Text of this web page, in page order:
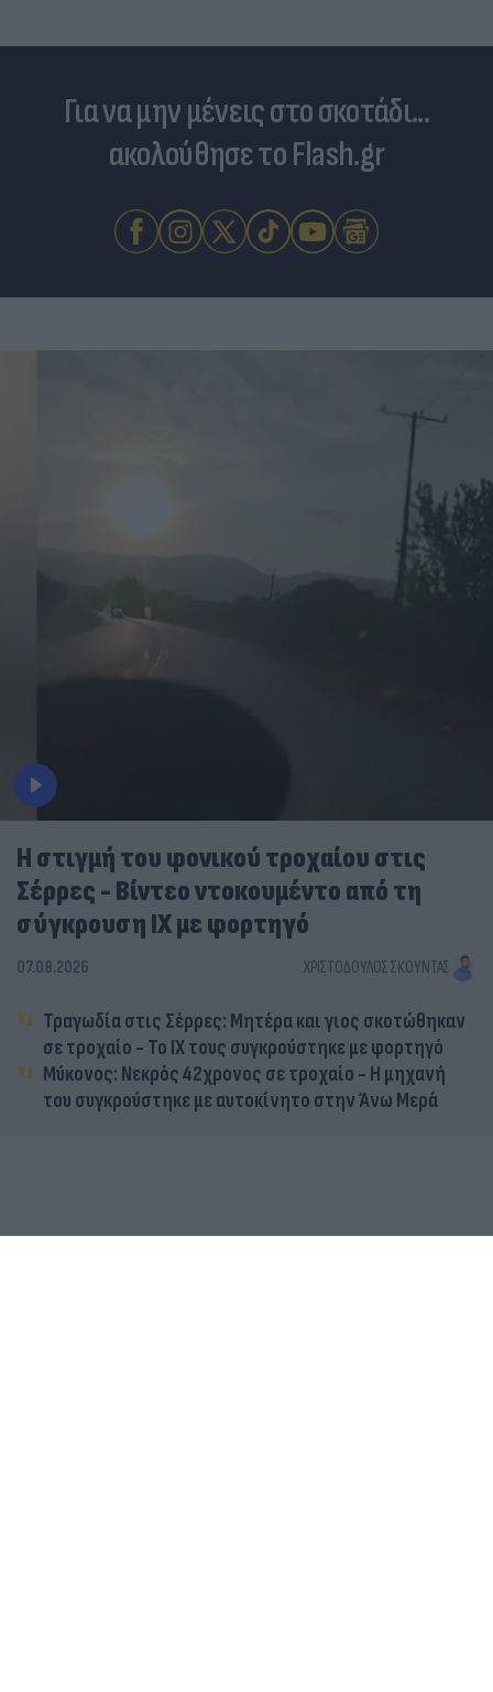
Για να μην μένεις στο σκοτάδι...
ακολούθησε το Flash.gr
Η στιγμή του φονικού τροχαίου στις
Σέρρες - Βίντεο ντοκουμέντο από τη
σύγκρουση ΙΧ με φορτηγό
07.08.2026 ΧΡΙΣΤΌΔΟΥΛΟΣ ΣΚΟΎΝΤΑΣ
Τραγωδία στις Σέρρες: Μητέρα και γιος σκοτώθηκαν
σε τροχαίο - Το ΙΧ τους συγκρούστηκε με φορτηγό
Μύκονος: Νεκρός 42χρονος σε τροχαίο - Η μηχανή
του συγκρούστηκε με αυτοκίνητο στην Άνω Μερά